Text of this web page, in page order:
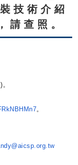
技術介紹
請查照。
。
aicsp.org.tw